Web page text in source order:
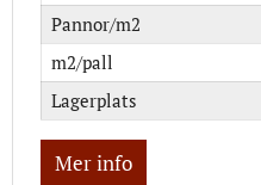
Pannor/m2
m2/pall
Lagerplats
Mer info